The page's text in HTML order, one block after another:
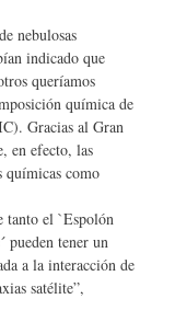
nebulosas
indicado que
queríamos
química de
Gracias al Gran
en efecto, las
químicas como
tanto el `Espolón
pueden tener un
a la interacción de
satélite”,